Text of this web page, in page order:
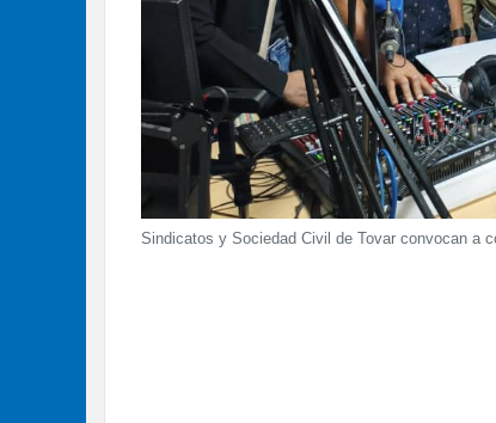
Sindicatos y Sociedad Civil de Tovar convocan a